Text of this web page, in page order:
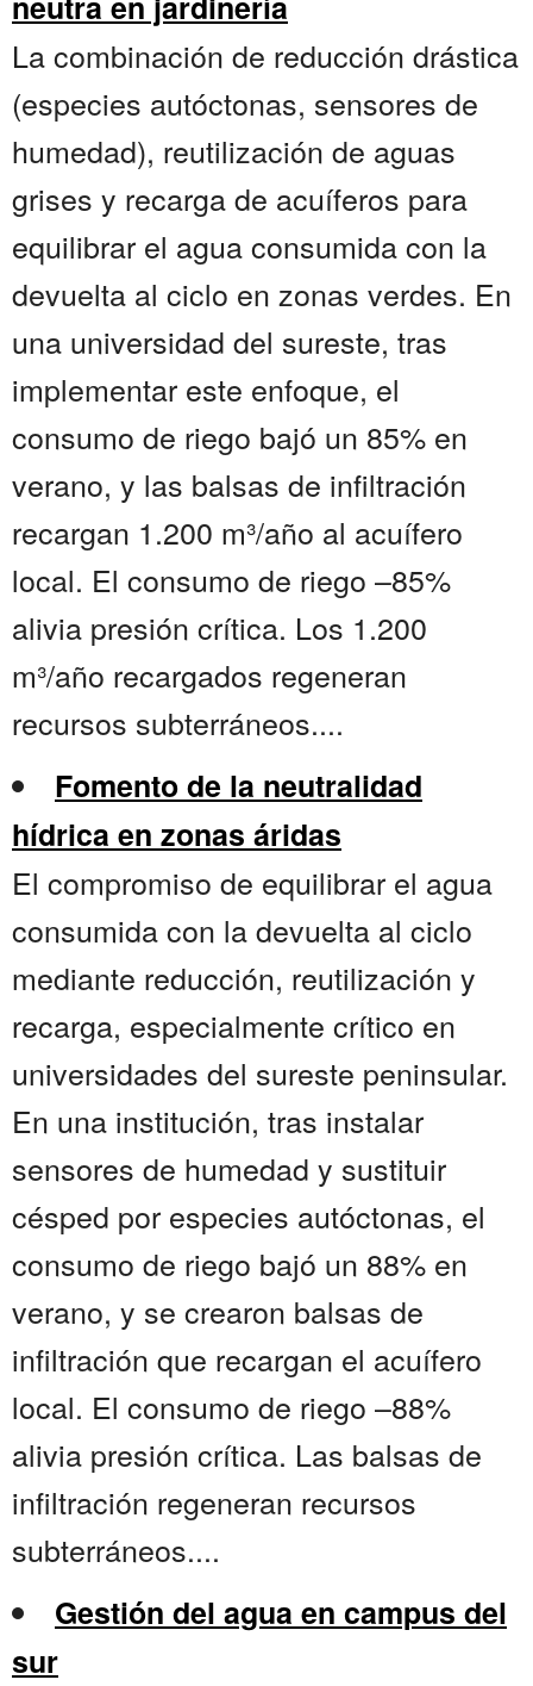
La combinación de reducción drástica
(especies autóctonas, sensores de
humedad), reutilización de aguas
grises y recarga de acuíferos para
equilibrar el agua consumida con la
devuelta al ciclo en zonas verdes. En
una universidad del sureste, tras
implementar este enfoque, el
consumo de riego bajó un 85% en
verano, y las balsas de infiltración
recargan 1.200 m³/año al acuífero
local. El consumo de riego –85%
alivia presión crítica. Los 1.200
m³/año recargados regeneran
recursos subterráneos....
Fomento de la neutralidad
hídrica en zonas áridas
El compromiso de equilibrar el agua
consumida con la devuelta al ciclo
mediante reducción, reutilización y
recarga, especialmente crítico en
universidades del sureste peninsular.
En una institución, tras instalar
sensores de humedad y sustituir
césped por especies autóctonas, el
consumo de riego bajó un 88% en
verano, y se crearon balsas de
infiltración que recargan el acuífero
local. El consumo de riego –88%
alivia presión crítica. Las balsas de
infiltración regeneran recursos
subterráneos....
Gestión del agua en campus del
sur